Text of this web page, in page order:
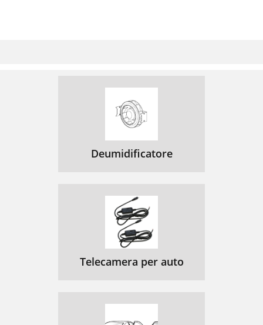
Deumidificatore
Telecamera per auto